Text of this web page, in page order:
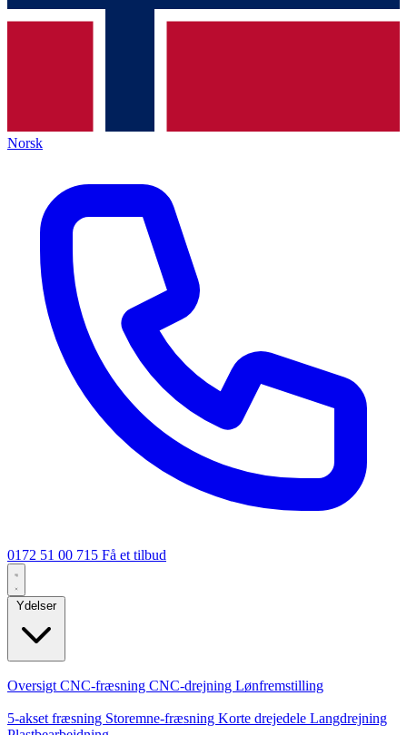
Norsk
0172 51 00 715 Få et tilbud
Ydelser
Oversigt CNC-fræsning CNC-drejning Lønfremstilling
5-akset fræsning Storemne-fræsning Korte drejedele Langdrejning